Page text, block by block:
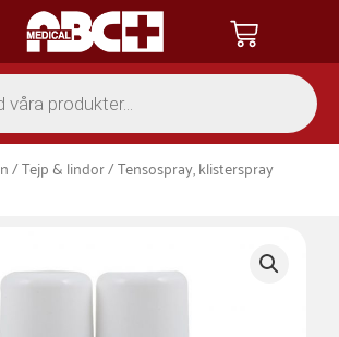
/Tejp & lindor/ Tensospray, klisterspray